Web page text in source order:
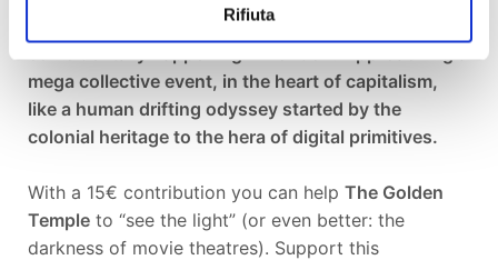
Rifiuta
whole matter as an organic, massive phenomenon,
mega collective event, in the heart of capitalism,
like a human drifting odyssey started by the
colonial heritage to the hera of digital primitives.
With a 15€ contribution you can help The Golden
Temple to “see the light” (or even better: the
darkness of movie theatres). Support this